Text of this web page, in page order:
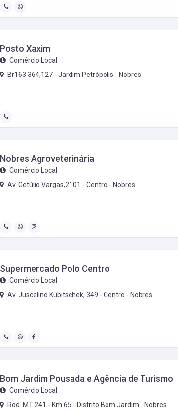
Posto Xaxim
Comércio Local
Br163 364,127 - Jardim Petrópolis - Nobres
Nobres Agroveterinária
Comércio Local
Av. Getúlio Vargas,2101 - Centro - Nobres
Supermercado Polo Centro
Comércio Local
Av. Juscelino Kubitschek, 349 - Centro - Nobres
Bom Jardim Pousada e Agência de Turismo
Comércio Local
Rod. MT 241 - Km 65 - Distrito Bom Jardim - Nobres